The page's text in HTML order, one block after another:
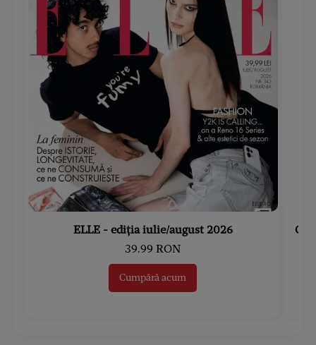
ELLE - ediția iulie/august 2026
39.99 RON
Cumpără acum